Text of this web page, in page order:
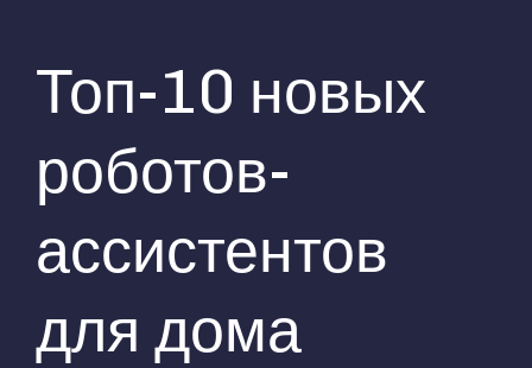
Топ-10 новых
роботов-
ассистентов
для дома